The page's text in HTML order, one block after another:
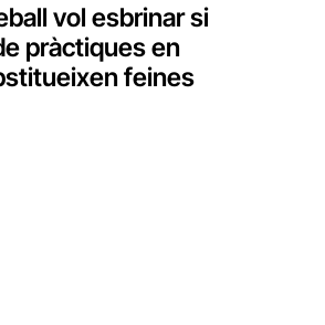
vol esbrinar si
pràctiques en
feines